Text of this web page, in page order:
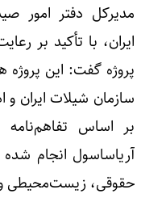
مدیرکل دفتر امور
ایران، با تأکید بر
پروژه گفت: این
سازمان شیلات ایران
بر اساس
آریاساسول انجام
حقوقی، زیست‌محیطی و